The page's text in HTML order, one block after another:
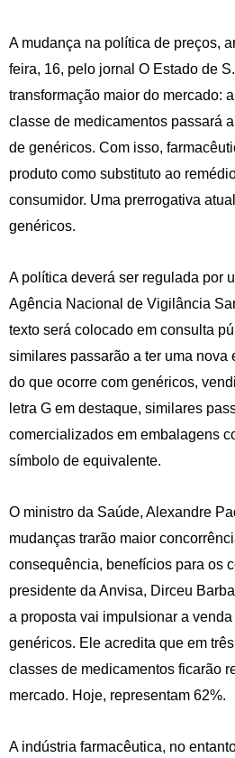
A mudança na política de preços,
feira, 16, pelo jornal O Estado de
transformação maior do mercado:
classe de medicamentos passará
de genéricos. Com isso,
produto como substituto ao
consumidor. Uma prerrogativa
genéricos.
A política deverá ser regulada por
Agência Nacional de Vigilância
texto será colocado em consulta
similares passarão a ter uma nova
do que ocorre com genéricos,
letra G em destaque, similares
comercializados em embalagens
símbolo de equivalente.
O ministro da Saúde, Alexandre
mudanças trarão maior
consequência, benefícios para os
presidente da Anvisa, Dirceu
a proposta vai impulsionar a
genéricos. Ele acredita que em
classes de medicamentos ficarão
mercado. Hoje, representam 62%.
A indústria farmacêutica, no